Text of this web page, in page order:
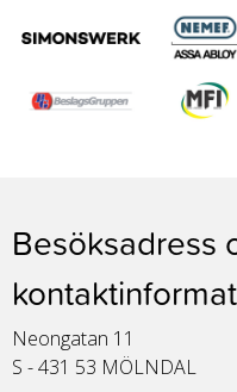
Besöksadress
Neongatan 11
S - 431 53 MÖLNDAL